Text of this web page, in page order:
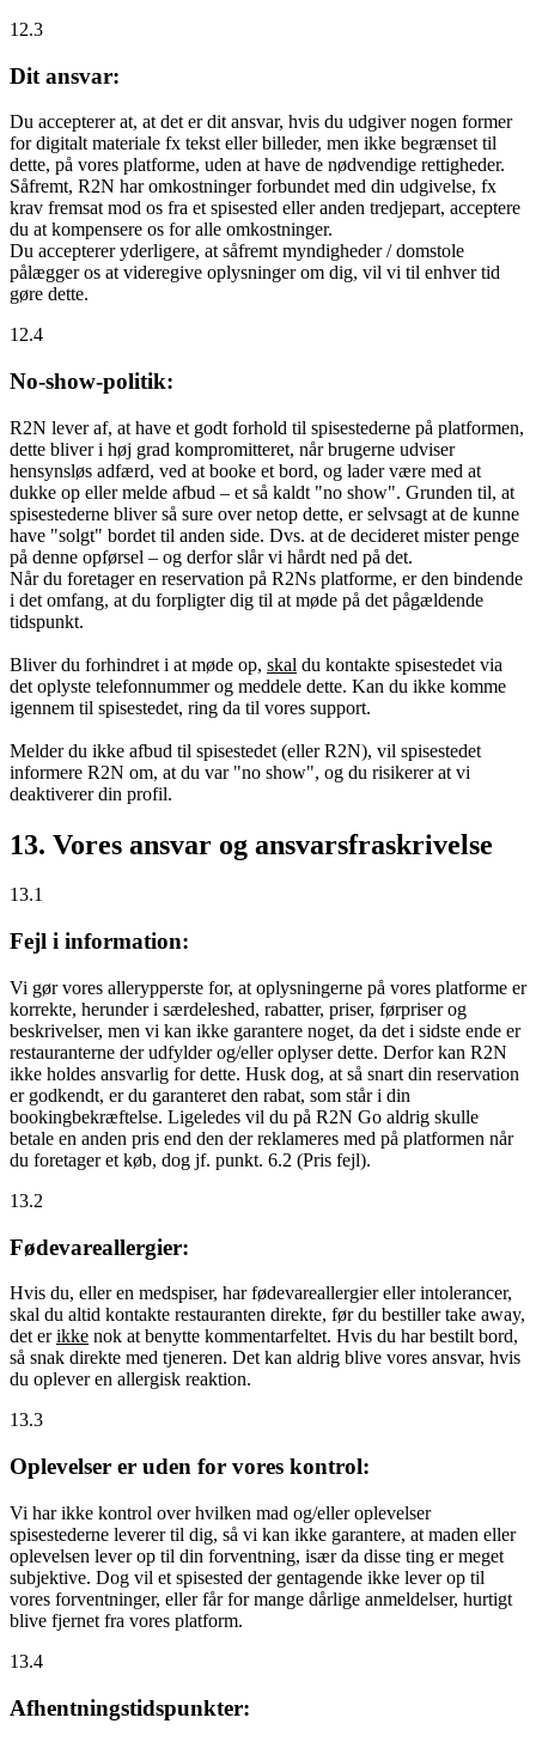
12.3
Dit ansvar:
Du accepterer at, at det er dit ansvar, hvis du udgiver nogen former
for digitalt materiale fx tekst eller billeder, men ikke begrænset til
dette, på vores platforme, uden at have de nødvendige rettigheder.
Såfremt, R2N har omkostninger forbundet med din udgivelse, fx
krav fremsat mod os fra et spisested eller anden tredjepart, acceptere
du at kompensere os for alle omkostninger.
Du accepterer yderligere, at såfremt myndigheder / domstole
pålægger os at videregive oplysninger om dig, vil vi til enhver tid
gøre dette.
12.4
No-show-politik:
R2N lever af, at have et godt forhold til spisestederne på platformen,
dette bliver i høj grad kompromitteret, når brugerne udviser
hensynsløs adfærd, ved at booke et bord, og lader være med at
dukke op eller melde afbud – et så kaldt "no show". Grunden til, at
spisestederne bliver så sure over netop dette, er selvsagt at de kunne
have "solgt" bordet til anden side. Dvs. at de decideret mister penge
på denne opførsel – og derfor slår vi hårdt ned på det.
Når du foretager en reservation på R2Ns platforme, er den bindende
i det omfang, at du forpligter dig til at møde på det pågældende
tidspunkt.
Bliver du forhindret i at møde op, skal du kontakte spisestedet via
det oplyste telefonnummer og meddele dette. Kan du ikke komme
igennem til spisestedet, ring da til vores support.
Melder du ikke afbud til spisestedet (eller R2N), vil spisestedet
informere R2N om, at du var "no show", og du risikerer at vi
deaktiverer din profil.
13. Vores ansvar og ansvarsfraskrivelse
13.1
Fejl i information:
Vi gør vores allerypperste for, at oplysningerne på vores platforme er
korrekte, herunder i særdeleshed, rabatter, priser, førpriser og
beskrivelser, men vi kan ikke garantere noget, da det i sidste ende er
restauranterne der udfylder og/eller oplyser dette. Derfor kan R2N
ikke holdes ansvarlig for dette. Husk dog, at så snart din reservation
er godkendt, er du garanteret den rabat, som står i din
bookingbekræftelse. Ligeledes vil du på R2N Go aldrig skulle
betale en anden pris end den der reklameres med på platformen når
du foretager et køb, dog jf. punkt. 6.2 (Pris fejl).
13.2
Fødevareallergier:
Hvis du, eller en medspiser, har fødevareallergier eller intolerancer,
skal du altid kontakte restauranten direkte, før du bestiller take away,
det erikke nok at benytte kommentarfeltet. Hvis du har bestilt bord,
så snak direkte med tjeneren. Det kan aldrig blive vores ansvar, hvis
du oplever en allergisk reaktion.
13.3
Oplevelser er uden for vores kontrol:
Vi har ikke kontrol over hvilken mad og/eller oplevelser
spisestederne leverer til dig, så vi kan ikke garantere, at maden eller
oplevelsen lever op til din forventning, især da disse ting er meget
subjektive. Dog vil et spisested der gentagende ikke lever op til
vores forventninger, eller får for mange dårlige anmeldelser, hurtigt
blive fjernet fra vores platform.
13.4
Afhentningstidspunkter: